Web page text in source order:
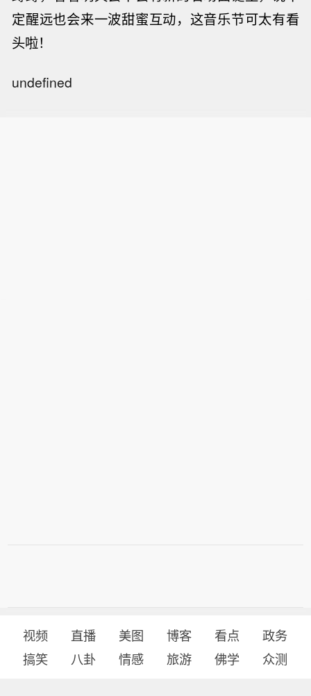
定醒远也会来一波甜蜜互动，这音乐节可太有看
头啦！
undefined
视频 直播 美图 博客 看点
政务
搞笑
八卦 情感 旅游 佛学 众测